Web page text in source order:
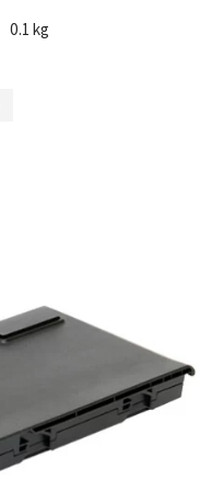
0.1 kg